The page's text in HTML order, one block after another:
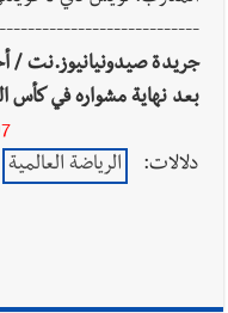
جريدة صيدونيانيوز.نت /
بعد نهاية مشواره في كأس
دلالات:
الرياضة العالمية